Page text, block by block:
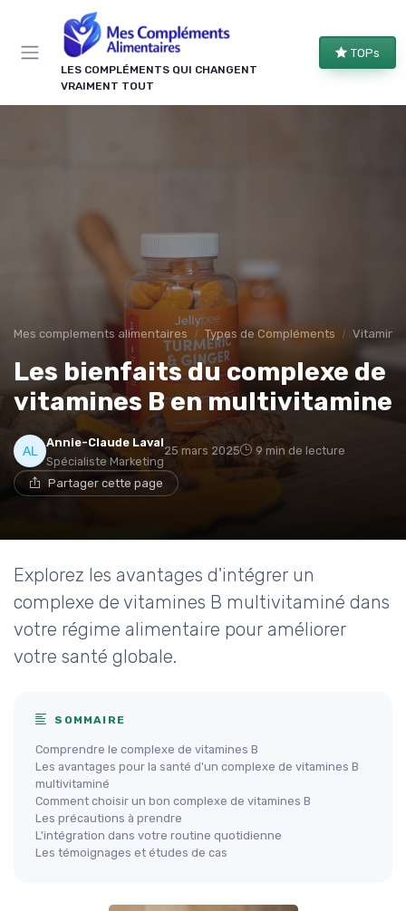
LES COMPLÉMENTS QUI CHANGENT
VRAIMENT TOUT
TOPs
Mes complements alimentaires Types de Compléments
Les bienfaits du complexe de
vitamines B en multivitamine
Annie-Claude Laval
Spécialiste Marketing
25 mars 2025 9 min de lecture
Partager cette page
Explorez les avantages d'intégrer un
complexe de vitamines B multivitaminé dans
votre régime alimentaire pour améliorer
votre santé globale.
SOMMAIRE
Comprendre le complexe de vitamines B
Les avantages pour la santé d'un complexe de vitamines B
multivitaminé
Comment choisir un bon complexe de vitamines B
Les précautions à prendre
L'intégration dans votre routine quotidienne
Les témoignages et études de cas
Panneau de gestion des cookies